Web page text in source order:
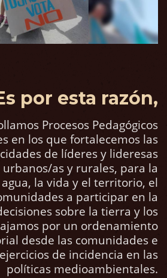
por esta razón,
Procesos Pedagógicos
en los que fortalecemos las
de líderes y lideresas
as y rurales, para la
la vida y el territorio, el
a participar en la
sobre la tierra y los
por un ordenamiento
desde las comunidades e
de incidencia en las
políticas medioambientales.